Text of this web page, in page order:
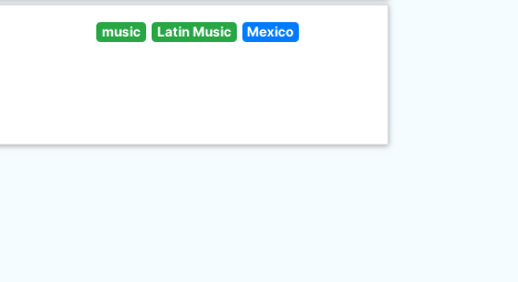
music Latin Music Mexico